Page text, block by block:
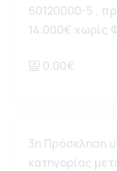
60120000-5 ,
14.000€ χωρίς
0.00€
3η Πρόσκληση
κατηγορίας